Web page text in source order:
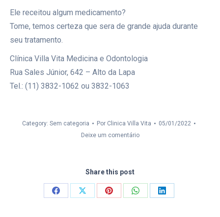
Ele receitou algum medicamento?
Tome, temos certeza que sera de grande ajuda durante
seu tratamento.
Clínica Villa Vita Medicina e Odontologia
Rua Sales Júnior, 642 – Alto da Lapa
Tel.: (11) 3832-1062 ou 3832-1063
Category: Sem categoria Por Clinica Villa Vita
05/01/2022
Deixe um comentário
Share this post
CompartilharCompartilharCompartilharCompartilharCompartilhar